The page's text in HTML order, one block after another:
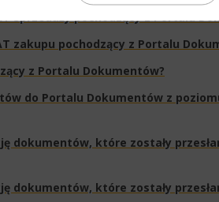
sprzedaży pochodzący z Portalu
zakupu pochodzący z Portalu
z Portalu Dokumentów?
do Portalu Dokumentów z
dokumentów, które zostały
dokumentów, które zostały